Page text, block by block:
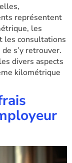
représentent
les
les consultations
s’y retrouver.
divers aspects
kilométrique